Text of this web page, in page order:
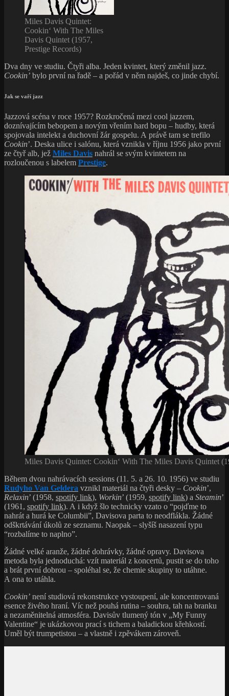
Miles Davis Quintet:
Cookin‘ With The Miles
Davis Quintet (1957,
Prestige Records)
Dva dny ve studiu. Čtyři alba. Jeden kvintet, který změnil jazz.
Cookin’ bylo první na řadě – a pořád v něm najdeš, co jinde chybí.
Jak se vaří jazz
Jazzová scéna v roce 1957? Rozkročená mezi cool jazzem,
doznívajícím bebopem a novým vřením hard bopu – hudby, která
spojovala intelekt a duchovní žár gospelu. A právě tam se trefilo
Cookin’. Deska ulice i salónu, která vznikla v říjnu 1956 jako první
ze čtyř alb, jež Miles Davis nahrál se svým kvintetem na
rozloučenou s labelem Prestige.
Miles Davis Quintet: Cookin‘ With The Miles Davis Quintet
Během dvou nahrávacích sessions (11. 5. a 26. 10. 1956) ve studiu
Rudyho Van Geldera vznikl materiál na čtyři desky – Cookin’,
Relaxin’ (1958, spotify link), Workin’ (1959, spotify link) a Steamin’
(1961, spotify link). A i když šlo technicky vzato o “pojďme to
nahrát a hurá ke Columbii”, Davisova parta to neodflákla. Žádné
odškrtávání úkolů ze seznamu. Naopak – slyšíš nasazení typu
“rozbalíme to naplno”.
Žádné velké aranže, žádné dohrávky, žádné opravy. Davisova
metoda byla jednoduchá: vzít materiál z koncertů, pustit se do toho
a brát první dobrou – spoléhal se, že chemie skupiny to utáhne.
A ona to utáhla.
Cookin’ není studiová rekonstrukce vystoupení, ale koncentrovaná
esence živého hraní. Víc než pouhá rutina – souhra, tah na branku
a nezaměnitelná atmosféra. Davisův tlumený tón v „My Funny
Valentine“ je ukázkovou prací s tichem a baladickou křehkostí.
Uměl být trumpetistou – a vlastně i zpěvákem zároveň.